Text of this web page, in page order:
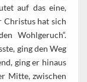
auf das eine,
Christus hat sich
Wohlgeruch“.
ging den Weg
ging er hinaus
Mitte, zwischen